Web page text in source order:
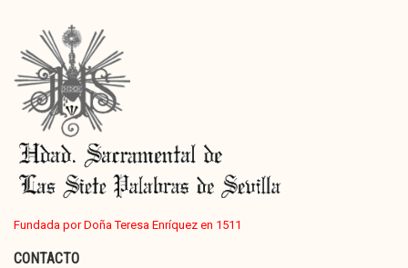
Fundada por Doña Teresa Enríquez en 1511
CONTACTO